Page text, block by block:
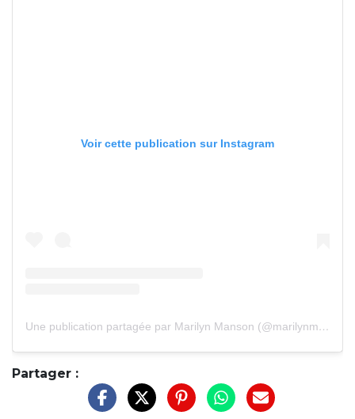
Voir cette publication sur Instagram
Une publication partagée par Marilyn Manson (@marilynmanson)
Partager :